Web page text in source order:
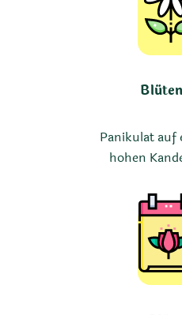
Panikulat auf
hohen